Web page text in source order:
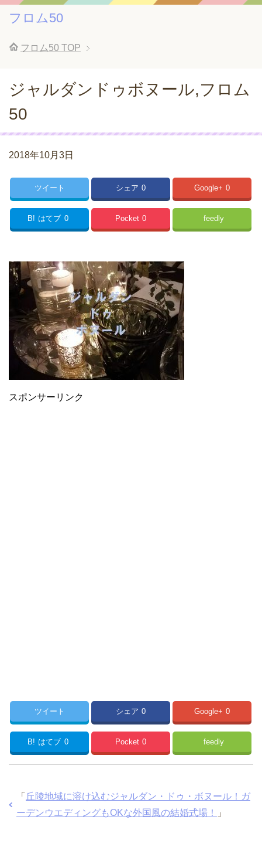
フロム50
フロム50 TOP
ジャルダンドゥボヌール,フロム
50
2018年10月3日
ツイート シェア 0 Google+ 0
B! はてブ 0 Pocket 0 feedly
スポンサーリンク
ツイート シェア 0 Google+ 0
B! はてブ 0 Pocket 0 feedly
「 丘陵地域に溶け込むジャルダン・ドゥ・ボヌール！ガ
ーデンウエディングもOKな外国風の結婚式場！
」